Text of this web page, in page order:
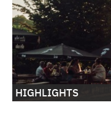
HIGHLIGHTS